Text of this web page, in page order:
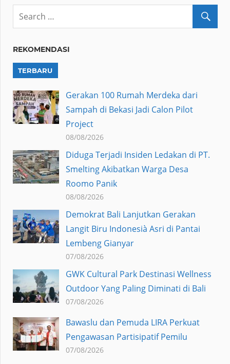
REKOMENDASI
TERBARU
Gerakan 100 Rumah Merdeka dari
Sampah di Bekasi Jadi Calon Pilot
Project
08/08/2026
Diduga Terjadi Insiden Ledakan di PT.
Smelting Akibatkan Warga Desa
Roomo Panik
08/08/2026
Demokrat Bali Lanjutkan Gerakan
Langit Biru Indonesià Asri di Pantai
Lembeng Gianyar
07/08/2026
GWK Cultural Park Destinasi Wellness
Outdoor Yang Paling Diminati di Bali
07/08/2026
Bawaslu dan Pemuda LIRA Perkuat
Pengawasan Partisipatif Pemilu
07/08/2026